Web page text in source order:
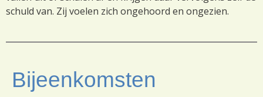
schuld van. Zij voelen zich ongehoord en ongezien.
Bijeenkomsten